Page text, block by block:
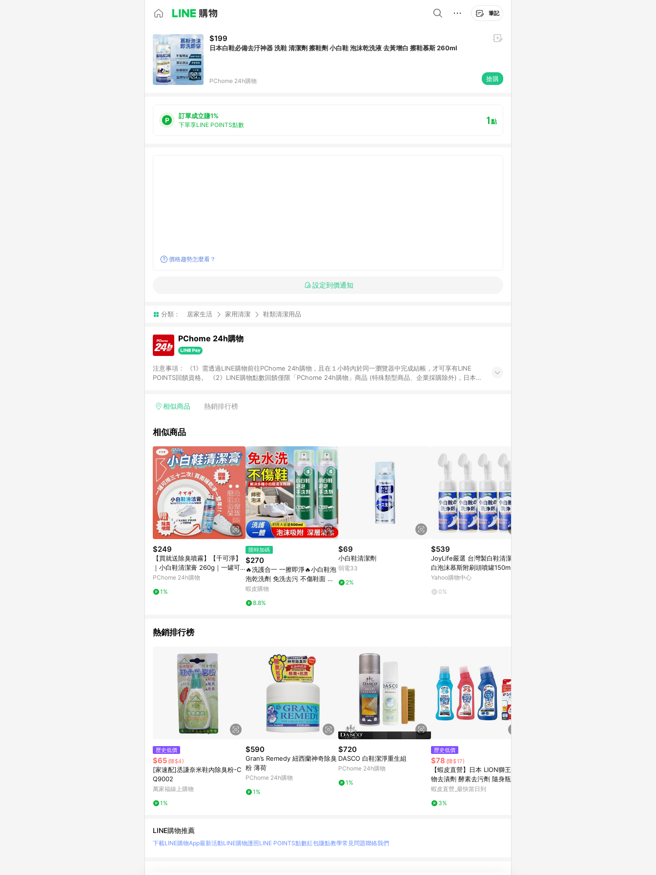
筆記
$199
日本白鞋必備去汙神器 洗鞋 清潔劑 擦鞋劑 小白鞋 泡沫乾洗液 去黃增白 擦鞋慕斯 260ml
PChome 24h購物 搶購
訂單成立賺1%
下單享LINE POINTS點數 1點
價格趨勢怎麼看？
設定到價通知
分類： 居家生活 家用清潔 鞋類清潔用品
PChome 24h購物
注意事項： 《1》需透過LINE購物前往PChome 24h購物，且在１小時內於同一瀏覽器中完成結帳，才可享有LINE
POINTS回饋資格。 《2》LINE購物點數回饋僅限「PChome 24h購物」商品 (特殊類型商品、企業採購除外)，日本代
PChome儲值商品、企業專區/企業採購、部分指定商品 - 下載軟體、奶粉/副食品、電腦軟體、InComm儲值點數、點
商家訂單頁面標示「LINE回饋」，若無此標示則 不符合回饋LINE POINTS點數資格亦不得使用點數紅包 。 《7》LINE
並依訂單成立時間當下LINE購物所設定的回饋機制為準。 《8》LINE購物為購物資訊整合性平台，商品資料更新會有
時間差，如顯示之商品規格、顏色、價位、贈品與PChome 24h購物銷售網頁不符，以銷售網頁標示為準！
相似商品 熱銷排行榜
相似商品
$249
【買就送除臭噴霧】【千可淨】
｜小白鞋清潔膏 260g｜一罐可
擦32次 兩罐可擦一整年
PChome 24h購物
1%
限時加碼
$270
🔥洗護合一 一擦即淨🔥小白鞋泡
泡乾洗劑 免洗去污 不傷鞋面 洗
護一體 高效去污 防氧化提亮 鞋
蝦皮購物
8.8%
$69
小白鞋清潔劑
弱電33
2%
$539
JoyLife嚴選 台灣製白鞋清潔亮
白泡沫慕斯附刷頭噴罐150mlx4
入【MP0399】(SP0337M)
Yahoo購物中心
0%
熱銷排行榜
歷史低價
$65 (降$4)
[家速配]丞謙奈米鞋內除臭粉-C
Q9002
萬家福線上購物
1%
$590
Gran’s Remedy 紐西蘭神奇除臭
粉 薄荷
PChome 24h購物
1%
$720
DASCO 白鞋潔淨重生組
PChome 24h購物
1%
歷史低價
$78 (降$17)
【蝦皮直營】日本 LION獅王 衣
物去漬劑 酵素去污劑 隨身瓶 衣
領袖口 鞋襪
蝦皮直營_最快當日到
3%
LINE購物推薦
下載LINE購物App最新活動LINE購物護照LINE POINTS點數紅包賺點教學常見問題聯絡我們